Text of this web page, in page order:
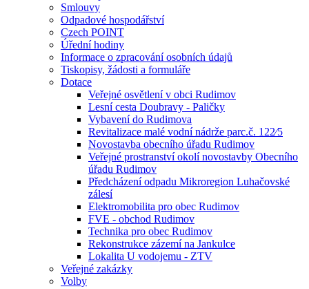
Smlouvy
Odpadové hospodářství
Czech POINT
Úřední hodiny
Informace o zpracování osobních údajů
Tiskopisy, žádosti a formuláře
Dotace
Veřejné osvětlení v obci Rudimov
Lesní cesta Doubravy - Paličky
Vybavení do Rudimova
Revitalizace malé vodní nádrže parc.č. 122⁄5
Novostavba obecního úřadu Rudimov
Veřejné prostranství okolí novostavby Obecního
úřadu Rudimov
Předcházení odpadu Mikroregion Luhačovské
zálesí
Elektromobilita pro obec Rudimov
FVE - obchod Rudimov
Technika pro obec Rudimov
Rekonstrukce zázemí na Jankulce
Lokalita U vodojemu - ZTV
Veřejné zakázky
Volby